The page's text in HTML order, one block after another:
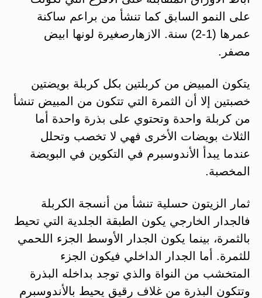
على النمو السابق كما تنشأ من براعم ساكنة
عمرها (1-2) سنة. الازهارصغيرة لونها ابيض
مصفر.
يتكون المبيض من كربلتين بكل كربلة بويضتين
خصبتين إلا أن الثمرة التي تتكون من المبيض تنشأ
من كربلة واحدة وتحتوي على بذرة واحدة أما
الثلاث بويضات الأخرى فهي لا تخصب وتحلل
عندما يبدأ الأندوسبرم في التكوين في البويضة
المخصبة.
ثمار الزيتون حسلية تنشأ من أنسجة الكربلة
فالجدار الخارجي يكون الطبقة الجلدية التي تحيط
بالثمرة، بينما يكون الجدار الأوسط الجزء اللحمي
للثمرة. أما الجدار الداخلي فيكون الجزء
المتخشب من النواة والذي توجد بداخله البذرة
وتتكون البذرة من غلاف رقيق يحيط بالأندوسبرم